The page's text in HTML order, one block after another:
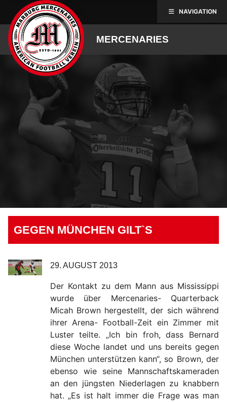
content
MERCENARIES
GEGEN MÜNCHEN GILT`S
29. AUGUST 2013
Der Kontakt zu dem Mann aus Mississippi
wurde über Mercenaries- Quarterback
Micah Brown hergestellt, der sich während
ihrer Arena- Football-Zeit ein Zimmer mit
Luster teilte. „Ich bin froh, dass Bernard
diese Woche landet und uns bereits gegen
München unterstützen kann“, so Brown, der
ebenso wie seine Mannschaftskameraden
an den jüngsten Niederlagen zu knabbern
hat. „Es ist halt immer die Frage was man
NAVIGATION